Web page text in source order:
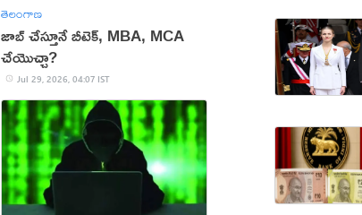
తెలంగాణ
జాబ్ చేస్తూనే బీటెక్, MBA, MCA
చేయొచ్చా?
Jul 29, 2026, 04:07 IST